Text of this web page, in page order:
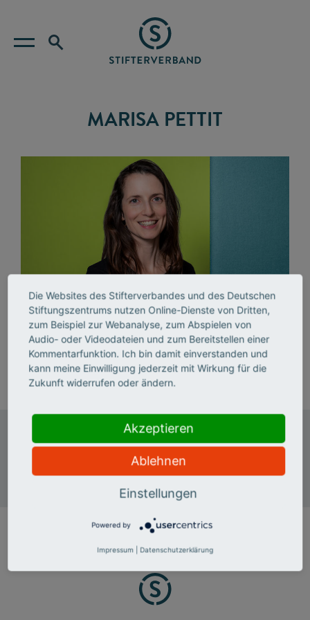
MARISA PETTIT
Marisa Pettit ist Programmmanagerin für "Future Skills
& KI" im Bereich "Programm und Förderung".
T 030 322982-334
E-Mail senden
Stifterverband
Digital Hub
Tempelhofer Ufer 11
Die Websites des Stifterverbandes und des Deutschen
Stiftungszentrums nutzen Online-Dienste von Dritten,
zum Beispiel zur Webanalyse, zum Abspielen von
Audio- oder Videodateien und zum Bereitstellen einer
Kommentarfunktion. Ich bin damit einverstanden und
kann meine Einwilligung jederzeit mit Wirkung für die
Zukunft widerrufen oder ändern.
Akzeptieren
Ablehnen
Einstellungen
Powered by
Impressum Datenschutzerklärung